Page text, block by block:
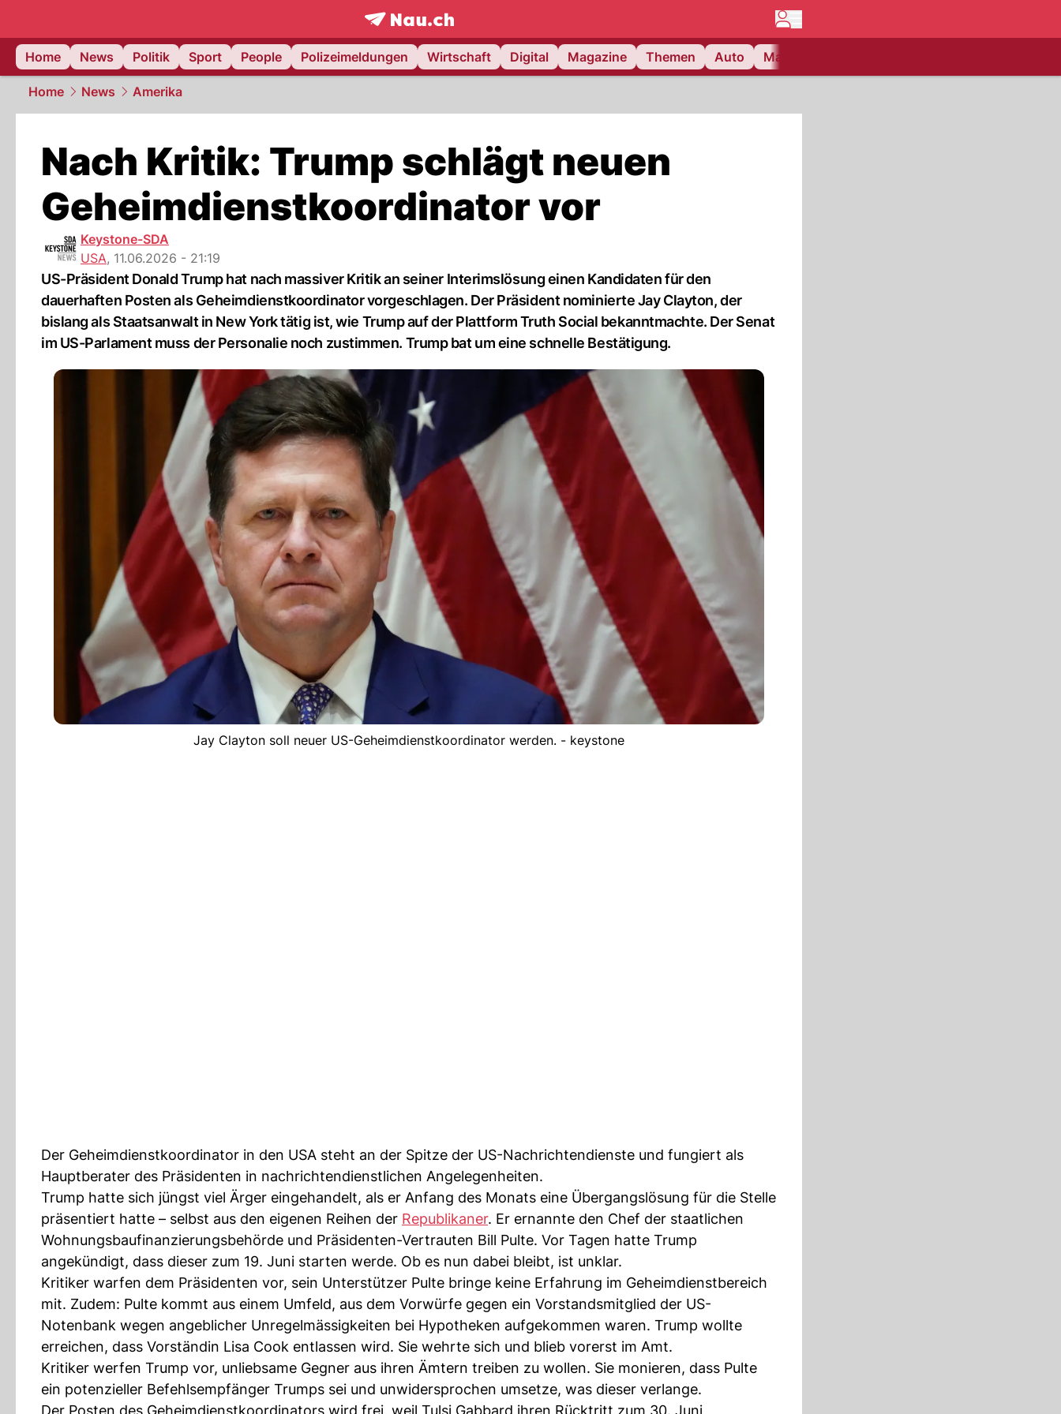
frontpage.NAU.ch
Home
News Politik Sport People Polizeimeldungen Wirtschaft Digital Magazine Themen Auto Matchcenter
Home News Amerika
Nach Kritik: Trump schlägt neuen
Geheimdienstkoordinator vor
Keystone-SDA
USA, 11.06.2026 - 21:19
US-Präsident Donald Trump hat nach massiver Kritik an seiner Interimslösung einen Kandidaten für den
dauerhaften Posten als Geheimdienstkoordinator vorgeschlagen. Der Präsident nominierte Jay Clayton, der
bislang als Staatsanwalt in New York tätig ist, wie Trump auf der Plattform Truth Social bekanntmachte. Der Senat
im US-Parlament muss der Personalie noch zustimmen. Trump bat um eine schnelle Bestätigung.
Jay Clayton soll neuer US-Geheimdienstkoordinator werden. - keystone
Der Geheimdienstkoordinator in den USA steht an der Spitze der US-Nachrichtendienste und fungiert als
Hauptberater des Präsidenten in nachrichtendienstlichen Angelegenheiten.
Trump hatte sich jüngst viel Ärger eingehandelt, als er Anfang des Monats eine Übergangslösung für die Stelle
präsentiert hatte – selbst aus den eigenen Reihen der Republikaner. Er ernannte den Chef der staatlichen
Wohnungsbaufinanzierungsbehörde und Präsidenten-Vertrauten Bill Pulte. Vor Tagen hatte Trump
angekündigt, dass dieser zum 19. Juni starten werde. Ob es nun dabei bleibt, ist unklar.
Kritiker warfen dem Präsidenten vor, sein Unterstützer Pulte bringe keine Erfahrung im Geheimdienstbereich
mit. Zudem: Pulte kommt aus einem Umfeld, aus dem Vorwürfe gegen ein Vorstandsmitglied der US-
Notenbank wegen angeblicher Unregelmässigkeiten bei Hypotheken aufgekommen waren. Trump wollte
erreichen, dass Vorständin Lisa Cook entlassen wird. Sie wehrte sich und blieb vorerst im Amt.
Kritiker werfen Trump vor, unliebsame Gegner aus ihren Ämtern treiben zu wollen. Sie monieren, dass Pulte
ein potenzieller Befehlsempfänger Trumps sei und unwidersprochen umsetze, was dieser verlange.
Der Posten des Geheimdienstkoordinators wird frei, weil Tulsi Gabbard ihren Rücktritt zum 30. Juni